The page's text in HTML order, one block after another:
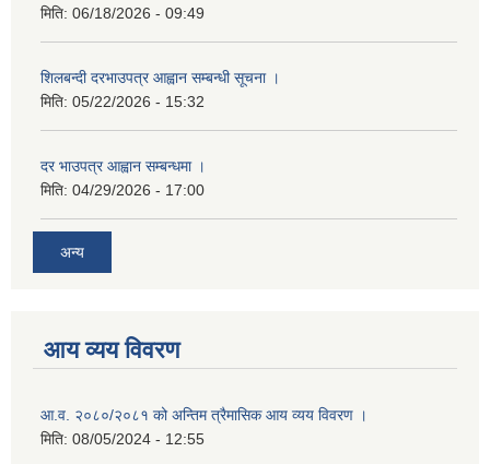
मिति: 06/18/2026 - 09:49
शिलबन्दी दरभाउपत्र आह्वान सम्बन्धी सूचना ।
मिति: 05/22/2026 - 15:32
दर भाउपत्र आह्वान सम्बन्धमा ।
मिति: 04/29/2026 - 17:00
अन्य
आय व्यय विवरण
आ.व. २०८०/२०८१ को अन्तिम त्रैमासिक आय व्यय विवरण ।
मिति: 08/05/2024 - 12:55